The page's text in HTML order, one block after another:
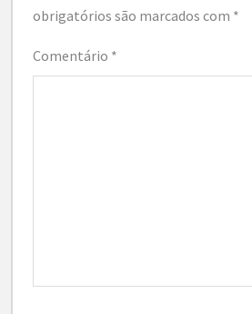
obrigatórios são marcados com *
Comentário *